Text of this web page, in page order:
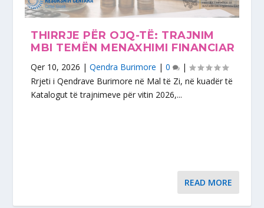
THIRRJE PËR OJQ-TË: TRAJNIM
MBI TEMËN MENAXHIMI FINANCIAR
Qer 10, 2026 |Qendra Burimore |0
|
Rrjeti i Qendrave Burimore në Mal të Zi, në kuadër të
Katalogut të trajnimeve për vitin 2026,...
READ MORE